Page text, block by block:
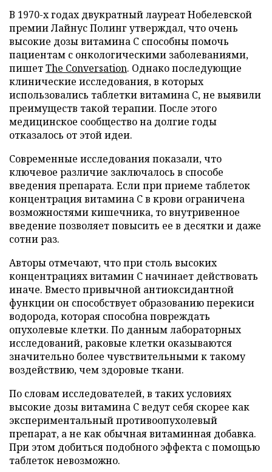
В 1970-х годах двукратный лауреат Нобелевской
премии Лайнус Полинг утверждал, что очень
высокие дозы витамина C способны помочь
пациентам с онкологическими заболеваниями,
пишетThe Conversation. Однако последующие
клинические исследования, в которых
использовались таблетки витамина C, не выявили
преимуществ такой терапии. После этого
медицинское сообщество на долгие годы
отказалось от этой идеи.
Современные исследования показали, что
ключевое различие заключалось в способе
введения препарата. Если при приеме таблеток
концентрация витамина C в крови ограничена
возможностями кишечника, то внутривенное
введение позволяет повысить ее в десятки и даже
сотни раз.
Авторы отмечают, что при столь высоких
концентрациях витамин C начинает действовать
иначе. Вместо привычной антиоксидантной
функции он способствует образованию перекиси
водорода, которая способна повреждать
опухолевые клетки. По данным лабораторных
исследований, раковые клетки оказываются
значительно более чувствительными к такому
воздействию, чем здоровые ткани.
По словам исследователей, в таких условиях
высокие дозы витамина C ведут себя скорее как
экспериментальный противоопухолевый
препарат, а не как обычная витаминная добавка.
При этом добиться подобного эффекта с помощью
таблеток невозможно.